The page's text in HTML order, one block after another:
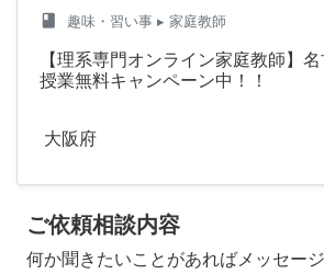
class 趣味・習い事 ▸ 家庭教師
【理系専門オンライン家庭教師】
授業無料キャンペーン中！！
大阪府
ご依頼相談内容
何か聞きたいことがあればメッセー